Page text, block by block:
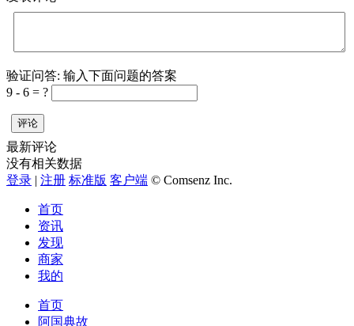
验证问答: 输入下面问题的答案
9 - 6 = ?
评论
最新评论
没有相关数据
登录 | 注册 标准版 客户端 © Comsenz Inc.
首页
资讯
发现
商家
我的
首页
阿国典故